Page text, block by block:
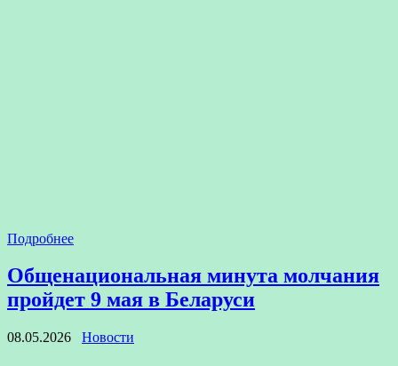
Подробнее
Общенациональная минута молчания
пройдет 9 мая в Беларуси
08.05.2026 Новости